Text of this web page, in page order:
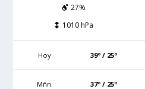
27%
1010 hPa
Hoy 39º / 25º
Mñn. 37º / 25º